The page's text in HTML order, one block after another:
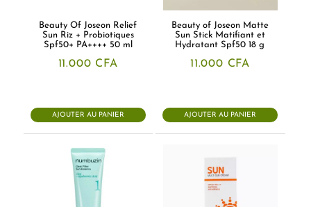
Beauty Of Joseon Relief
Sun Riz + Probiotiques
Spf50+ PA++++ 50 ml
11.000 CFA
AJOUTER AU PANIER
Beauty of Joseon Matte
Sun Stick Matifiant et
Hydratant Spf50 18 g
11.000 CFA
AJOUTER AU PANIER